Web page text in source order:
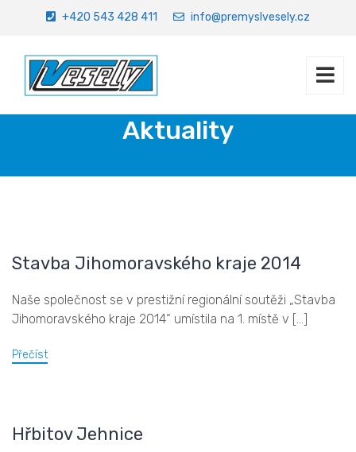
+420 543 428 411 info@premyslvesely.cz
Aktuality
Stavba Jihomoravského kraje 2014
Naše společnost se v prestižní regionální soutěži „Stavba
Jihomoravského kraje 2014“ umístila na 1. místě v [...]
Přečíst
Hřbitov Jehnice